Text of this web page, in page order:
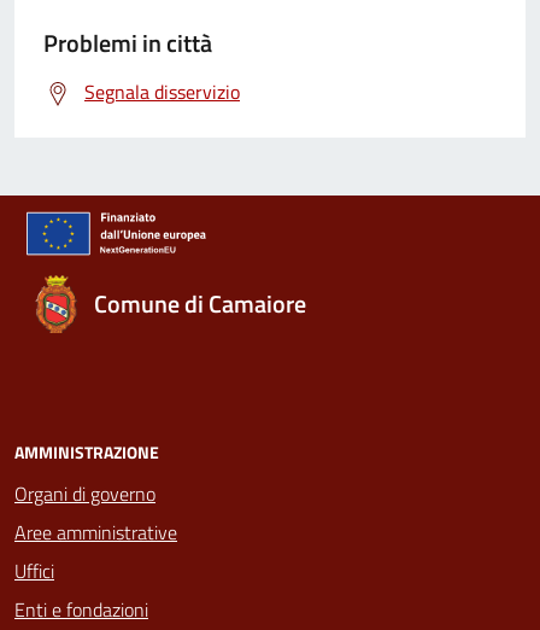
Problemi in città
Segnala disservizio
Comune di Camaiore
AMMINISTRAZIONE
Organi di governo
Aree amministrative
Uffici
Enti e fondazioni